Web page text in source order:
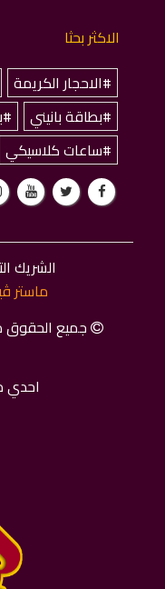
الاكثر بحثا
#الاحجار الكريمة
#بطاقة بانيني
#ساعات كلاسيكي
الشريك
ماستر
جميع الحقوق
احدي